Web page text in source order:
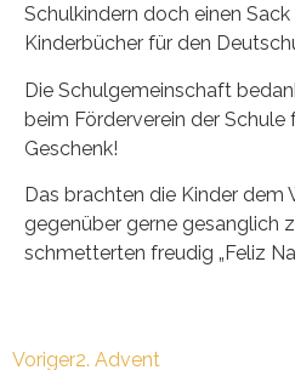
Schulkindern doch einen
Kinderbücher für den
Die Schulgemeinschaft
beim Förderverein der
Geschenk!
Das brachten die Kinder dem
gegenüber gerne gesanglich
schmetterten freudig „Feliz
Voriger2. Advent